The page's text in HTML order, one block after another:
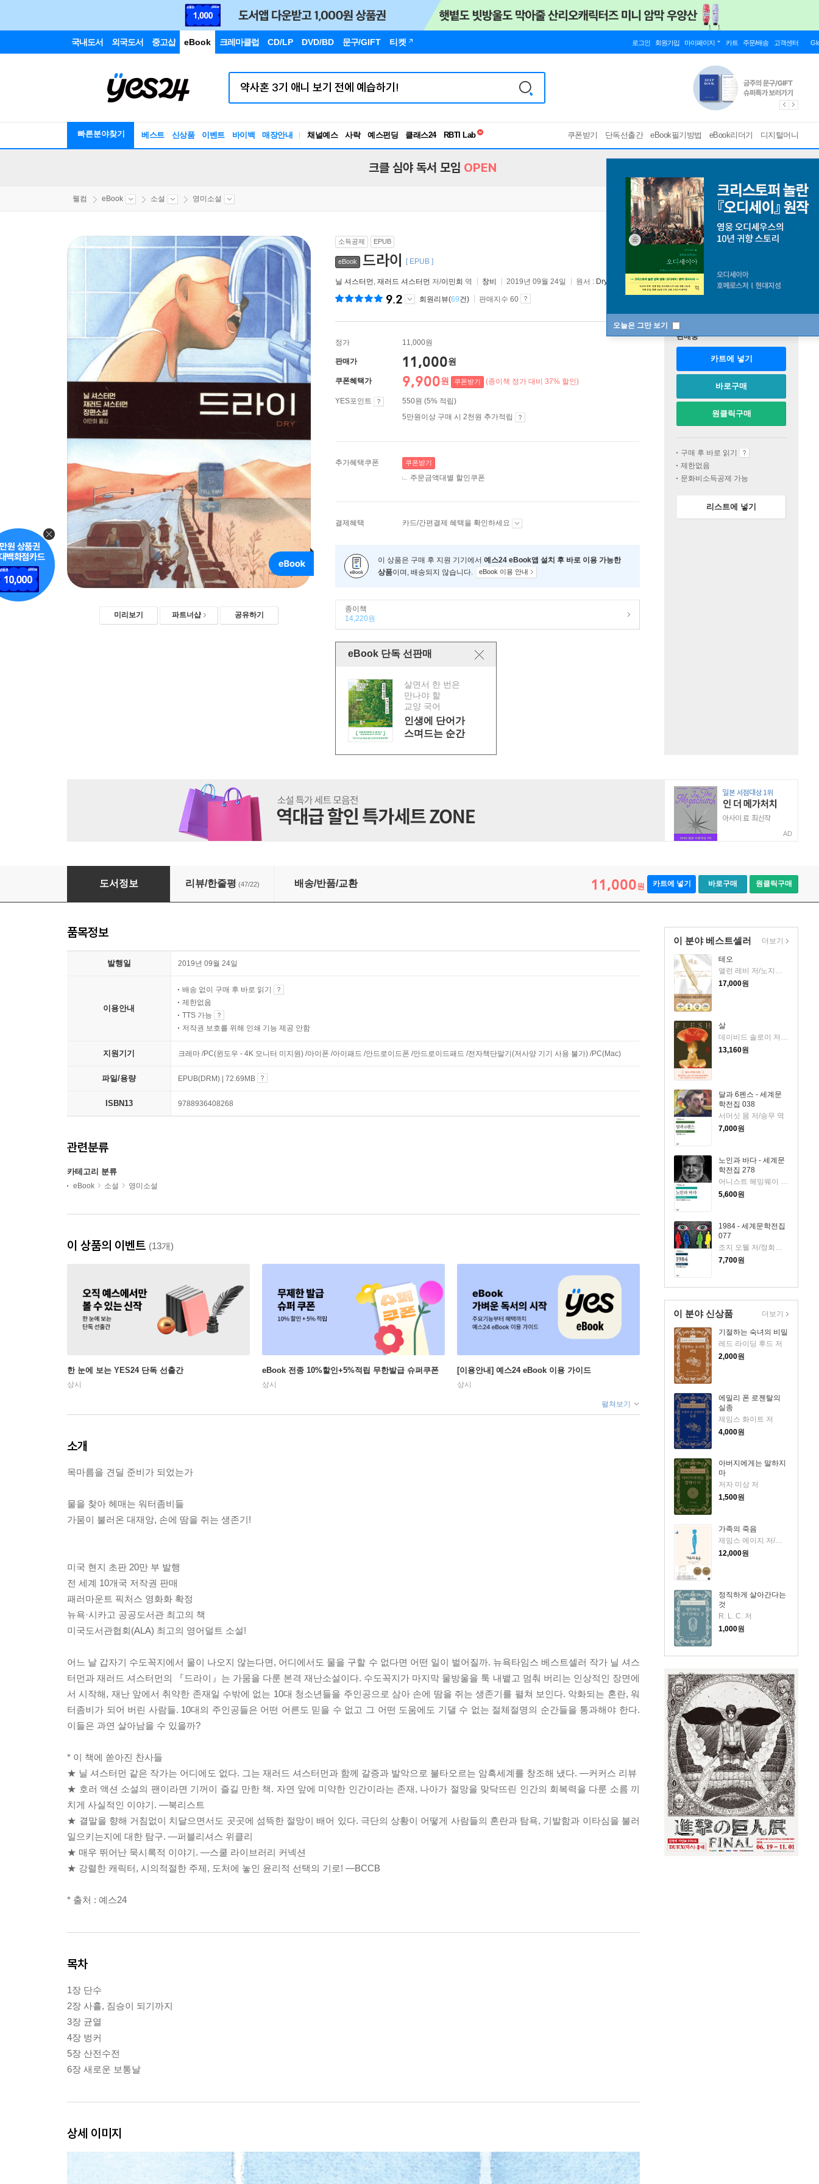
국내도서 외국도서 중고샵 eBook 크레마클럽 CD/LP DVD/BD 문구/GIFT 티켓 로그인 회원가입 마이페이지 카트 주문/배송 고객센터
빠른분야찾기 베스트 신상품 이벤트 바이백 매장안내 채널예스 사락 예스펀딩 클래스24
독서유형검사
RBTI Lab
쿠폰받기 단독선출간 eBook필기방법 eBook리더기 디지털머니
오늘은 그만 보기
크클 심야 독서 모임 OPEN
웰컴 eBook 소설 영미소설
미리보기 파트너샵 공유하기
소득공제 EPUB
eBook 드라이 [ EPUB ]
닐 셔스터먼 , 재러드 셔스터먼 저/이민희 역 창비 2019년 09월 24일 원서 : Dry
9.2 회원리뷰(69건) 판매지수 60
정가 11,000원
판매가 11,000원
쿠폰혜택가 9,900원 쿠폰받기 (종이책 정가 대비 37% 할인)
YES포인트
550원 (5% 적립)
5만원이상 구매 시 2천원 추가적립
추가혜택쿠폰 쿠폰받기
주문금액대별 할인쿠폰
결제혜택 카드/간편결제 혜택을 확인하세요
이 상품은 구매 후 지원 기기에서 예스24 eBook앱 설치 후 바로 이용 가능한
상품이며, 배송되지 않습니다. eBook 이용 안내
종이책
14,220원
eBook 단독 선판매
살면서 한 번은
만나야 할
교양 국어
인생에 단어가
스며드는 순간
판매중
카트에 넣기
바로구매
원클릭구매
구매 후 바로 읽기
제한없음
문화비소득공제 가능
리스트에 넣기
AD
도서정보 리뷰/한줄평 (47/22) 배송/반품/교환 11,000원 카트에 넣기 바로구매 원클릭구매
이 분야 베스트셀러
테오
17,000원
살
데이비드 솔로이 저/송예슬 역
13,160원
달과 6펜스 - 세계문
학전집 038
서머싯 몸 저/송무 역
7,000원
노인과 바다 - 세계문
학전집 278
어니스트 헤밍웨이 저/김욱동 역
5,600원
1984 - 세계문학전집
077
조지 오웰 저/정회성 역
7,700원
더보기
이 분야 신상품
기절하는 숙녀의 비밀
레드 라이딩 후드 저
2,000원
에밀리 폰 로젠탈의
실종
제임스 화이트 저
4,000원
아버지에게는 말하지
마
저자 미상 저
1,500원
가족의 죽음
12,000원
정직하게 살아간다는
것
R. L. C. 저
1,000원
더보기
품목정보
발행일 2019년 09월 24일
이용안내
배송 없이 구매 후 바로 읽기
제한없음
TTS 가능
저작권 보호를 위해 인쇄 기능 제공 안함
지원기기 크레마 /PC(윈도우 - 4K 모니터 미지원) /아이폰 /아이패드 /안드로이드폰 /안드로이드패드 /전자책단말기(저사양 기기 사용 불가) /PC(Mac)
파일/용량 EPUB(DRM) | 72.69MB
ISBN13 9788936408268
관련분류
카테고리 분류
eBook 소설 영미소설
이 상품의 이벤트 (13개)
한 눈에 보는 YES24 단독 선출간
상시
eBook 전종 10%할인+5%적립 무한발급 슈퍼쿠폰
상시
[이용안내] 예스24 eBook 이용 가이드
상시
펼쳐보기
소개
목마름을 견딜 준비가 되었는가
물을 찾아 헤매는 워터좀비들
가뭄이 불러온 대재앙, 손에 땀을 쥐는 생존기!
미국 현지 초판 20만 부 발행
전 세계 10개국 저작권 판매
패러마운트 픽처스 영화화 확정
뉴욕·시카고 공공도서관 최고의 책
미국도서관협회(ALA) 최고의 영어덜트 소설!
어느 날 갑자기 수도꼭지에서 물이 나오지 않는다면, 어디에서도 물을 구할 수 없다면 어떤 일이 벌어질까. 뉴욕타임스 베스트셀러 작가 닐 셔스
터먼과 재러드 셔스터먼의 『드라이』는 가뭄을 다룬 본격 재난소설이다. 수도꼭지가 마지막 물방울을 툭 내뱉고 멈춰 버리는 인상적인 장면에
서 시작해, 재난 앞에서 취약한 존재일 수밖에 없는 10대 청소년들을 주인공으로 삼아 손에 땀을 쥐는 생존기를 펼쳐 보인다. 악화되는 혼란, 워
터좀비가 되어 버린 사람들. 10대의 주인공들은 어떤 어른도 믿을 수 없고 그 어떤 도움에도 기댈 수 없는 절체절명의 순간들을 통과해야 한다.
이들은 과연 살아남을 수 있을까?
* 이 책에 쏟아진 찬사들
★ 닐 셔스터먼 같은 작가는 어디에도 없다. 그는 재러드 셔스터먼과 함께 갈증과 발악으로 불타오르는 암흑세계를 창조해 냈다. ―커커스 리뷰
★ 호러 액션 소설의 팬이라면 기꺼이 즐길 만한 책. 자연 앞에 미약한 인간이라는 존재, 나아가 절망을 맞닥뜨린 인간의 회복력을 다룬 소름 끼
치게 사실적인 이야기. ―북리스트
★ 결말을 향해 거침없이 치달으면서도 곳곳에 섬뜩한 절망이 배어 있다. 극단의 상황이 어떻게 사람들의 혼란과 탐욕, 기발함과 이타심을 불러
일으키는지에 대한 탐구. ―퍼블리셔스 위클리
★ 매우 뛰어난 묵시록적 이야기. ―스쿨 라이브러리 커넥션
★ 강렬한 캐릭터, 시의적절한 주제, 도처에 놓인 윤리적 선택의 기로! ―BCCB
* 출처 : 예스24
목차
1장 단수
2장 사흘, 짐승이 되기까지
3장 균열
4장 벙커
5장 산전수전
6장 새로운 보통날
상세 이미지